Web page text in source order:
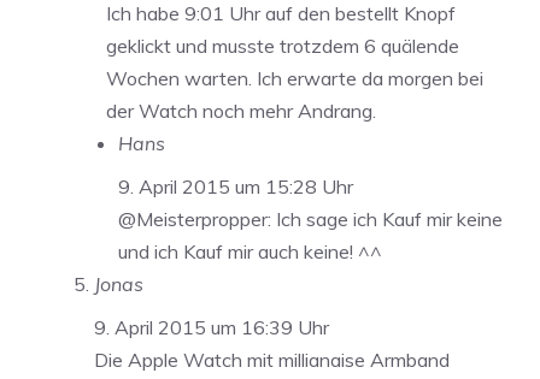
Ich habe 9:01 Uhr auf den bestellt Knopf
geklickt und musste trotzdem 6 quälende
Wochen warten. Ich erwarte da morgen bei
der Watch noch mehr Andrang.
Hans
9. April 2015 um 15:28 Uhr
@Meisterpropper: Ich sage ich Kauf mir keine
und ich Kauf mir auch keine! ^^
Jonas
9. April 2015 um 16:39 Uhr
Die Apple Watch mit millianaise Armband